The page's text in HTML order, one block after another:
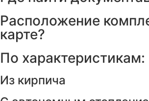
Расположение
карте?
По характеристикам:
Из кирпича